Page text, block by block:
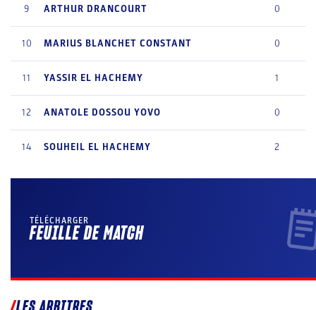
9 ARTHUR DRANCOURT 0
10 MARIUS BLANCHET CONSTANT 0
11 YASSIR EL HACHEMY 1
12 ANATOLE DOSSOU YOVO 0
14 SOUHEIL EL HACHEMY 2
TÉLÉCHARGER
FEUILLE DE MATCH